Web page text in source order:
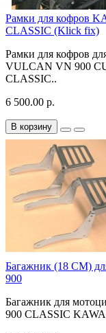
Рамки для кофров
CLASSIC (Klick fix)
Рамки для кофров
VULCAN VN 900
CLASSIC..
6 500.00 р.
В корзину
Багажник (18 СМ)
900
Багажник для
900 CLASSIC